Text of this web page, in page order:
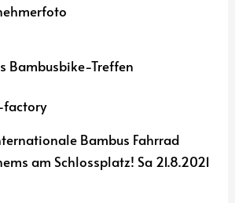
Bambusbike-Treffen
Bambus Fahrrad
am Schlossplatz! Sa 21.8.2021